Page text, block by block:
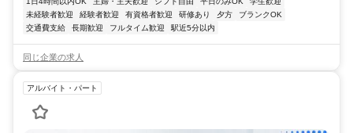
未経験者歓迎
経験者歓迎 有資格者歓迎 研修あり 夕方
ブランクOK
交通費支給
長期歓迎 フルタイム歓迎 駅近5分以内
同じ企業の求人
アルバイト・パート